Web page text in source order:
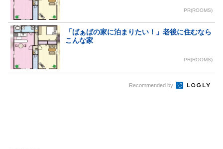
PR(ROOMS)
「ばぁばの家に泊まりたい！」老後に住むなら
こんな家
PR(ROOMS)
Recommended by